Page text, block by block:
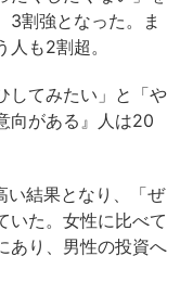
3割強となった。ま
も2割超。
してみたい」と「や
向がある』人は20
い結果となり、「ぜ
いた。女性に比べて
あり、男性の投資へ